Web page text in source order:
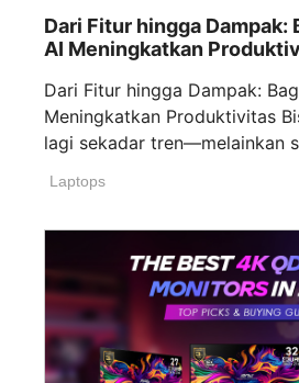
Dari Fitur hingga Dampak:
AI Meningkatkan
Dari Fitur hingga Dampak:
Meningkatkan Produktivitas
lagi sekadar tren—melainkan
Laptops